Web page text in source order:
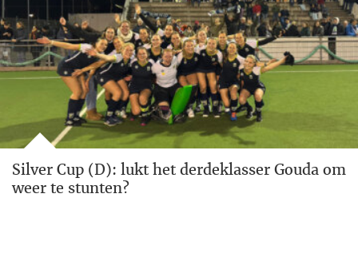
Silver Cup (D): lukt het derdeklasser Gouda om
weer te stunten?